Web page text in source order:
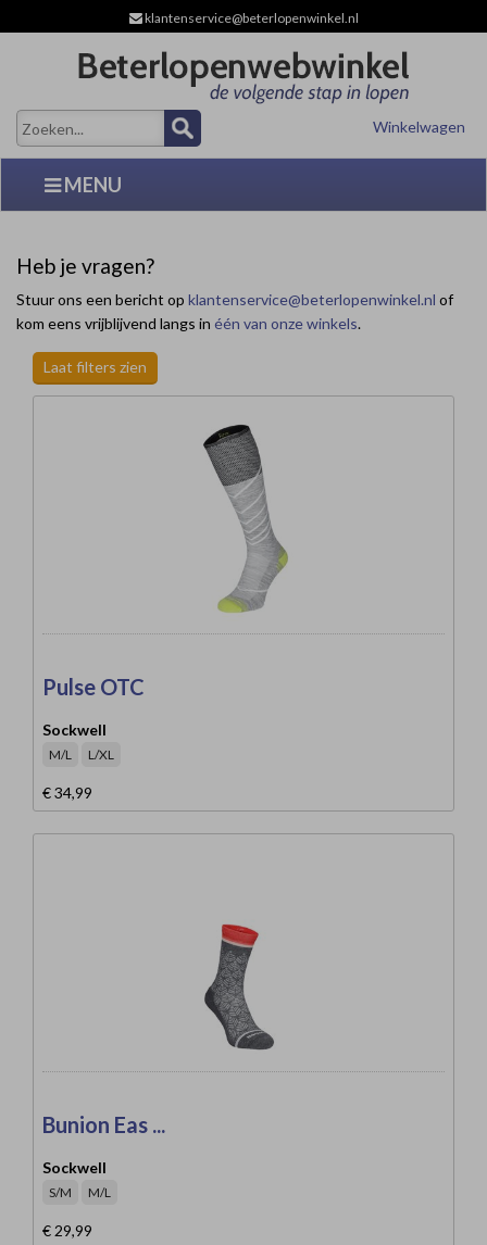
klantenservice@beterlopenwinkel.nl
Winkelwagen
MENU
Heb je vragen?
Stuur ons een bericht op klantenservice@beterlopenwinkel.nl of
kom eens vrijblijvend langs in één van onze winkels.
Laat filters zien
Pulse OTC
Sockwell
M/L L/XL
€ 34,99
Bunion Eas ...
Sockwell
S/M M/L
€ 29,99